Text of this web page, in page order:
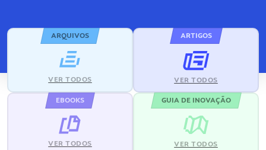
ARQUIVOS
VER TODOS
ARTIGOS
VER TODOS
EBOOKS
VER TODOS
GUIA DE INOVAÇÃO
VER TODOS